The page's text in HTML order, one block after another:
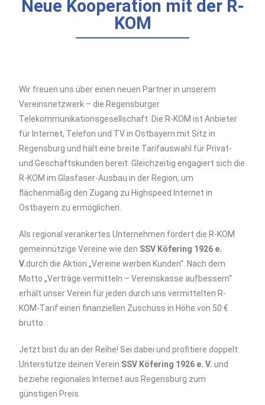
Neue Kooperation mit der R-
KOM
Wir freuen uns über einen neuen Partner in unserem
Vereinsnetzwerk – die Regensburger
Telekommunikationsgesellschaft. Die R-KOM ist Anbieter
für Internet, Telefon und TV in Ostbayern mit Sitz in
Regensburg und hält eine breite Tarifauswahl für Privat-
und Geschäftskunden bereit. Gleichzeitig engagiert sich die
R-KOM im Glasfaser-Ausbau in der Region, um
flächenmäßig den Zugang zu Highspeed Internet in
Ostbayern zu ermöglichen.
Als regional verankertes Unternehmen fördert die R-KOM
gemeinnützige Vereine wie den SSV Köfering 1926 e.
V.durch die Aktion „Vereine werben Kunden“. Nach dem
Motto „Verträge vermitteln – Vereinskasse aufbessern“
erhält unser Verein für jeden durch uns vermittelten R-
KOM-Tarif einen finanziellen Zuschuss in Höhe von 50 €
brutto.
Jetzt bist du an der Reihe! Sei dabei und profitiere doppelt:
Unterstütze deinen Verein SSV Köfering 1926 e. V.und
beziehe regionales Internet aus Regensburg zum
günstigen Preis.